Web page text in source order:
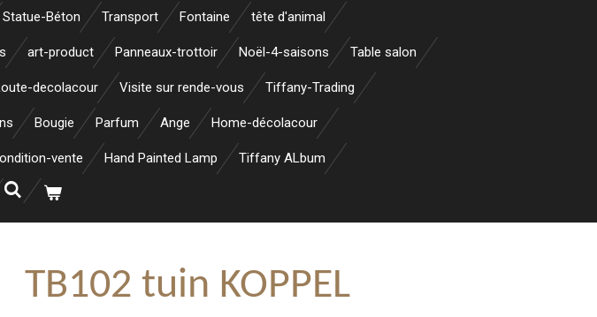
Statue-Béton Transport Fontaine tête d'animal
art-product Panneaux-trottoir Noël-4-saisons Table salon
decolacour Visite sur rende-vous Tiffany-Trading
Bougie Parfum Ange Home-décolacour
vente Hand Painted Lamp Tiffany ALbum
TB102 tuin KOPPEL